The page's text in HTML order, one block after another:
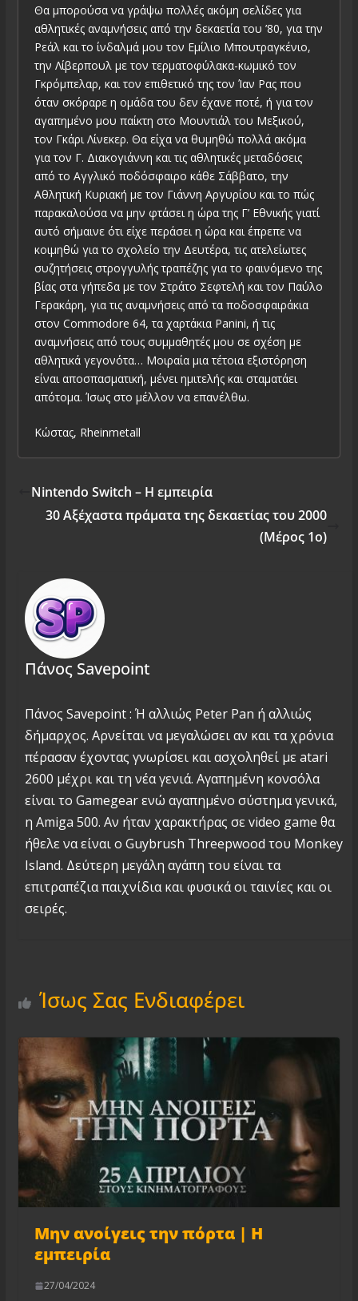
Θα μπορούσα να γράψω πολλές ακόμη σελίδες για
αθλητικές αναμνήσεις από την δεκαετία του ’80, για την
Ρεάλ και το ίνδαλμά μου τον Εμίλιο Μπουτραγκένιο,
την Λίβερπουλ με τον τερματοφύλακα-κωμικό τον
Γκρόμπελαρ, και τον επιθετικό της τον Ίαν Ρας που
όταν σκόραρε η ομάδα του δεν έχανε ποτέ, ή για τον
αγαπημένο μου παίκτη στο Μουντιάλ του Μεξικού,
τον Γκάρι Λίνεκερ. Θα είχα να θυμηθώ πολλά ακόμα
για τον Γ. Διακογιάννη και τις αθλητικές μεταδόσεις
από το Αγγλικό ποδόσφαιρο κάθε Σάββατο, την
Αθλητική Κυριακή με τον Γιάννη Αργυρίου και το πώς
παρακαλούσα να μην φτάσει η ώρα της Γ’ Εθνικής γιατί
αυτό σήμαινε ότι είχε περάσει η ώρα και έπρεπε να
κοιμηθώ για το σχολείο την Δευτέρα, τις ατελείωτες
συζητήσεις στρογγυλής τραπέζης για το φαινόμενο της
βίας στα γήπεδα με τον Στράτο Σεφτελή και τον Παύλο
Γερακάρη, για τις αναμνήσεις από τα ποδοσφαιράκια
στον Commodore 64, τα χαρτάκια Panini, ή τις
αναμνήσεις από τους συμμαθητές μου σε σχέση με
αθλητικά γεγονότα… Μοιραία μια τέτοια εξιστόρηση
είναι αποσπασματική, μένει ημιτελής και σταματάει
απότομα. Ίσως στο μέλλον να επανέλθω.
Κώστας, Rheinmetall
Nintendo Switch – Η εμπειρία
30 Αξέχαστα πράματα της δεκαετίας του 2000
(Μέρος 1ο)
Πάνος Savepoint
Πάνος Savepoint : Ή αλλιώς Peter Pan ή αλλιώς
δήμαρχος. Αρνείται να μεγαλώσει αν και τα χρόνια
πέρασαν έχοντας γνωρίσει και ασχοληθεί με atari
2600 μέχρι και τη νέα γενιά. Αγαπημένη κονσόλα
είναι το Gamegear ενώ αγαπημένο σύστημα γενικά,
η Amiga 500. Αν ήταν χαρακτήρας σε video game θα
ήθελε να είναι ο Guybrush Threepwood του Monkey
Island. Δεύτερη μεγάλη αγάπη του είναι τα
επιτραπέζια παιχνίδια και φυσικά οι ταινίες και οι
σειρές.
Ίσως Σας Ενδιαφέρει
Μην ανοίγεις την πόρτα | Η
εμπειρία
27/04/2024